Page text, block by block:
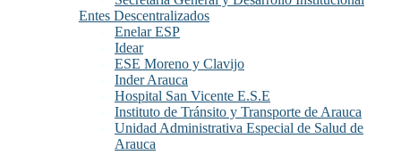
Entes Descentralizados
Enelar ESP
Idear
ESE Moreno y Clavijo
Inder Arauca
Hospital San Vicente E.S.E
Instituto de Tránsito y Transporte de Arauca
Unidad Administrativa Especial de Salud de
Arauca